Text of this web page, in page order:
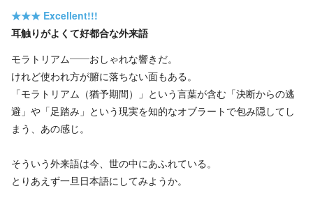
★★★ Excellent!!!
耳触りがよくて好都合な外来語
モラトリアム――おしゃれな響きだ。
けれど使われ方が腑に落ちない面もある。
「モラトリアム（猶予期間）」という言葉が含む「決断からの逃
避」や「足踏み」という現実を知的なオブラートで包み隠してし
まう、あの感じ。
そういう外来語は今、世の中にあふれている。
とりあえず一旦日本語にしてみようか。